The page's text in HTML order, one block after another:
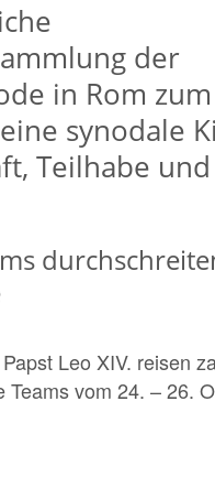
der
in Rom zum
synodale
Teilhabe und
Leo XIV. reisen
Teams vom 24. – 26.